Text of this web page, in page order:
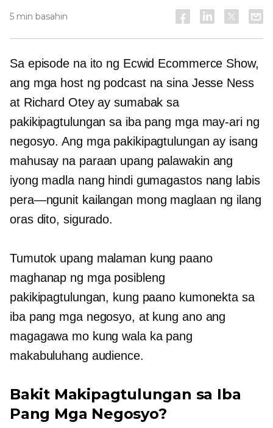
5 min basahin
Sa episode na ito ng Ecwid Ecommerce Show,
ang mga host ng podcast na sina Jesse Ness
at Richard Otey ay sumabak sa
pakikipagtulungan sa iba pang mga may-ari ng
negosyo. Ang mga pakikipagtulungan ay isang
mahusay na paraan upang palawakin ang
iyong madla nang hindi gumagastos nang labis
pera—ngunitkailangan mong maglaan ng ilang
oras dito, sigurado.
Tumutok upang malaman kung paano
maghanap ng mga posibleng
pakikipagtulungan, kung paano kumonekta sa
iba pang mga negosyo, at kung ano ang
magagawa mo kung wala ka pang
makabuluhang audience.
Bakit Makipagtulungan sa Iba
Pang Mga Negosyo?